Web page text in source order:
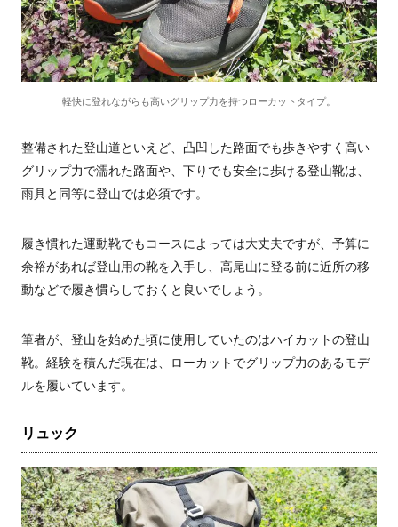
軽快に登れながらも高いグリップ力を持つローカットタイプ。
整備された登山道といえど、凸凹した路面でも歩きやすく高い
グリップ力で濡れた路面や、下りでも安全に歩ける登山靴は、
雨具と同等に登山では必須です。
履き慣れた運動靴でもコースによっては大丈夫ですが、予算に
余裕があれば登山用の靴を入手し、高尾山に登る前に近所の移
動などで履き慣らしておくと良いでしょう。
筆者が、登山を始めた頃に使用していたのはハイカットの登山
靴。経験を積んだ現在は、ローカットでグリップ力のあるモデ
ルを履いています。
リュック